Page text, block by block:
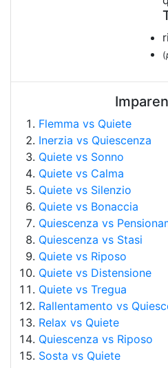
(
Flemma vs Quiete
Inerzia vs Quiescenza
Quiete vs Sonno
Quiete vs Calma
Quiete vs Silenzio
Quiete vs Bonaccia
Quiescenza vs
Quiescenza vs Stasi
Quiete vs Riposo
Quiete vs Distensione
Quiete vs Tregua
Rallentamento vs
Relax vs Quiete
Quiescenza vs Riposo
Sosta vs Quiete